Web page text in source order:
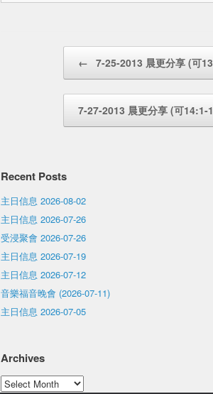
← 7-25-2013 晨更分享 (可
7-27-2013 晨更分享 (可14:1-
Recent Posts
主日信息 2026-08-02
主日信息 2026-07-26
受浸聚會 2026-07-26
主日信息 2026-07-19
主日信息 2026-07-12
音樂福音晚會 (2026-07-11)
主日信息 2026-07-05
Archives
Archives